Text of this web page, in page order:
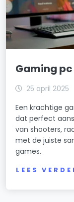
Gaming
25 april 2025
Een krachtige
dat perfect
van shooters,
met de juiste
games.
LEES